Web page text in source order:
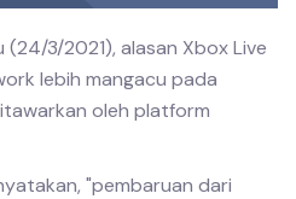
(24/3/2021), alasan Xbox Live
lebih mangacu pada
oleh platform
"pembaruan dari